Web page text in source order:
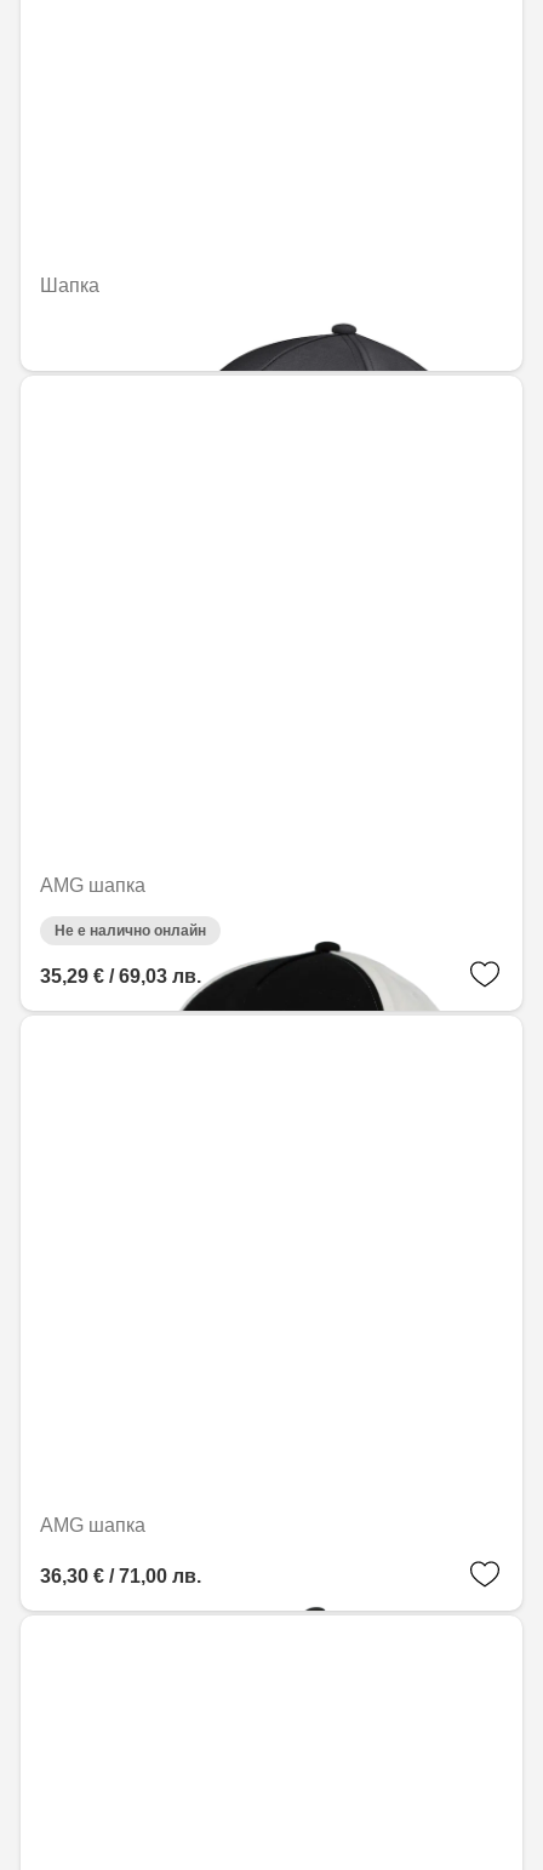
Шапка
AMG шапка
Не е налично онлайн
35,29 € / 69,03 лв.
AMG шапка
36,30 € / 71,00 лв.